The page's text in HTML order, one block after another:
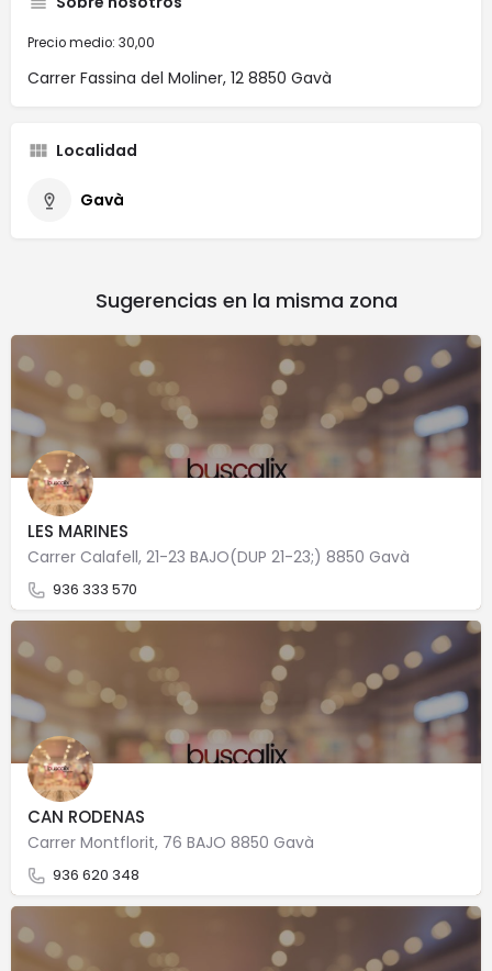
Precio medio: 30,00
Carrer Fassina del Moliner, 12 8850 Gavà
Localidad
Gavà
Sugerencias en la misma zona
LES MARINES
Carrer Calafell, 21-23 BAJO(DUP 21-23;) 8850 Gavà
936 333 570
CAN RODENAS
Carrer Montflorit, 76 BAJO 8850 Gavà
936 620 348